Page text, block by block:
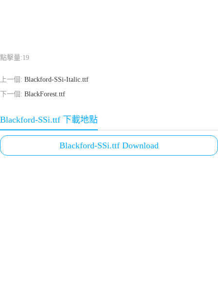
點擊量:19
上一個: Blackford-SSi-Italic.ttf
下一個: BlackForest.ttf
Blackford-SSi.ttf 下載地點
Blackford-SSi.ttf Download